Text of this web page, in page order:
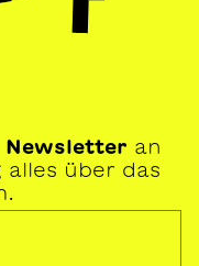
Newsletter an
über das